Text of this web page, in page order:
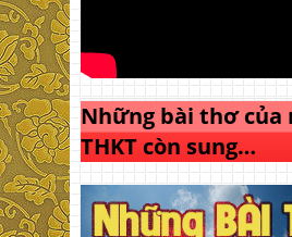
Những bài thơ
THKT còn sung…